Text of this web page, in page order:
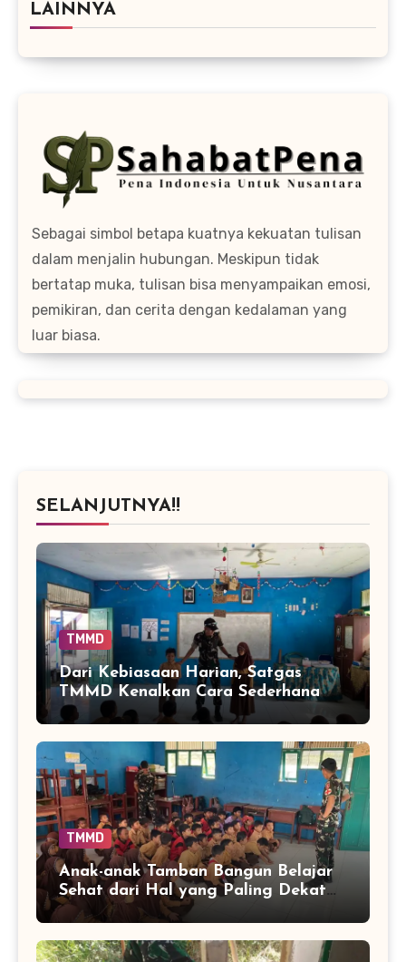
LAINNYA
Sebagai simbol betapa kuatnya kekuatan tulisan
dalam menjalin hubungan. Meskipun tidak
bertatap muka, tulisan bisa menyampaikan emosi,
pemikiran, dan cerita dengan kedalaman yang
luar biasa.
SELANJUTNYA!!
TMMD
Dari Kebiasaan Harian, Satgas
TMMD Kenalkan Cara Sederhana
Mencegah Penyakit Sejak Dini
TMMD
Anak-anak Tamban Bangun Belajar
Sehat dari Hal yang Paling Dekat
dengan Keseharian